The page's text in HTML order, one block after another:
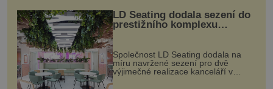
LD Seating dodala sezení do
prestižního komplexu
MediaCityUK v Salfordu
Společnost LD Seating dodala na
míru navržené sezení pro dvě
výjimečné realizace kanceláří v
areálu MediaCityUK v anglickém